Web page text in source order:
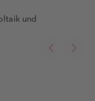
und